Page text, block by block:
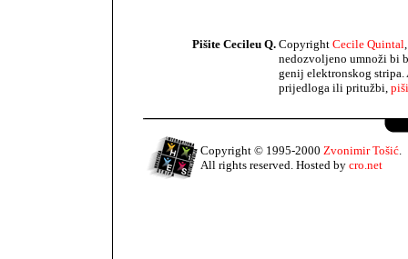
Pišite Cecileu Q. Copyright Cecile Quintal
nedozvoljeno umnoži bi
genij elektronskog
prijedloga ili pritužbi,
Copyright © 1995-2000 Zvonimir Tošić.
All rights reserved. Hosted by cro.net